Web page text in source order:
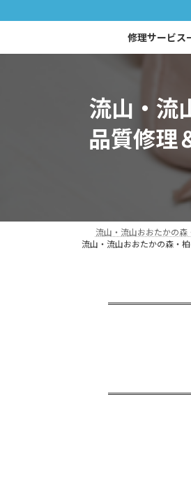
ン
ン
ビ
ー
修理サービス
流山・流
品質修理
流山・流山おおたかの
流山・流山おおたかの森・